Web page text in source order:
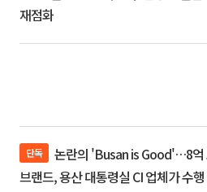
재점화
단독
브랜드, 용산 대통령실 CI 업체가 수행